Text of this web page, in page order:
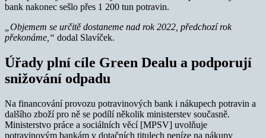
bank nakonec sešlo přes 1 200 tun potravin.
„Objemem se určitě dostaneme nad rok 2022, předchozí rok
překonáme,“ dodal Slavíček.
Úřady plní cíle Green Dealu a podporují
snižování odpadu
Na financování provozu potravinových bank i nákupech potravin a
dalšího zboží pro ně se podílí několik ministerstev současně.
Ministerstvo práce a sociálních věcí [MPSV] uvolňuje
potravinovým bankám v dotačních titulech peníze na nákupy